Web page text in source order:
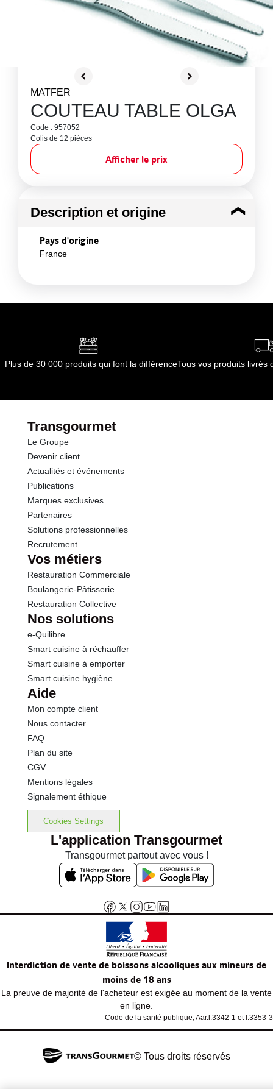
MATFER
COUTEAU TABLE OLGA
Code : 957052
Colis de 12 pièces
Afficher le prix
Description et origine
Pays d'origine
France
Plus de 30 000 produits qui font la différenceTous vos produits livrés
Transgourmet
Le Groupe
Devenir client
Actualités et événements
Publications
Marques exclusives
Partenaires
Solutions professionnelles
Recrutement
Vos métiers
Restauration Commerciale
Boulangerie-Pâtisserie
Restauration Collective
Nos solutions
e-Quilibre
Smart cuisine à réchauffer
Smart cuisine à emporter
Smart cuisine hygiène
Aide
Mon compte client
Nous contacter
FAQ
Plan du site
CGV
Mentions légales
Signalement éthique
Cookies Settings
L'application Transgourmet
Transgourmet partout avec vous !
Interdiction de vente de boissons alcooliques aux mineurs de
moins de 18 ans
La preuve de majorité de l'acheteur est exigée au moment de la vente
en ligne.
Code de la santé publique, Aar.l.3342-1 et l.3353-3
© Tous droits réservés